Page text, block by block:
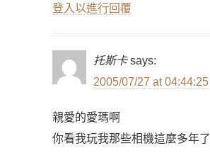
登入以進行回覆
托斯卡 says:
2005/07/27 at 04:44:25
親愛的愛瑪啊
你看我玩我那些相機這麼多年了